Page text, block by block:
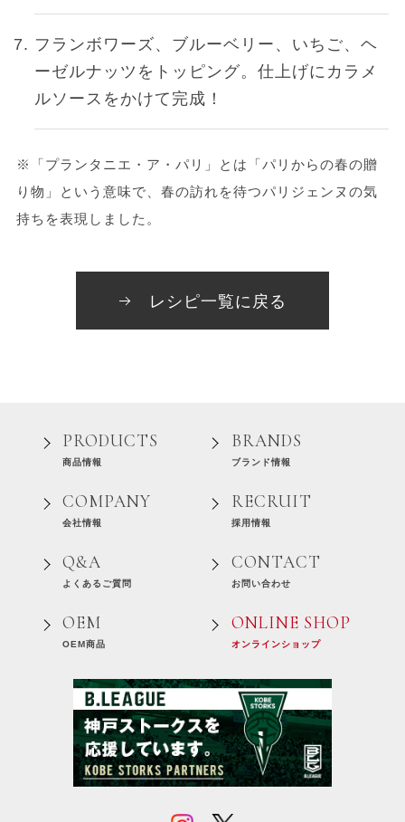
フランボワーズ、ブルーベリー、いちご、ヘ
ーゼルナッツをトッピング。仕上げにカラメ
ルソースをかけて完成！
※「プランタニエ・ア・パリ」とは「パリからの春の贈
り物」という意味で、春の訪れを待つパリジェンヌの気
持ちを表現しました。
レシピ一覧に戻る
PRODUCTS
商品情報
BRANDS
ブランド情報
COMPANY
会社情報
RECRUIT
採用情報
Q&A
よくあるご質問
CONTACT
お問い合わせ
OEM
OEM商品
ONLINE SHOP
オンラインショップ